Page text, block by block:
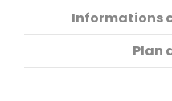
Informations
Plan